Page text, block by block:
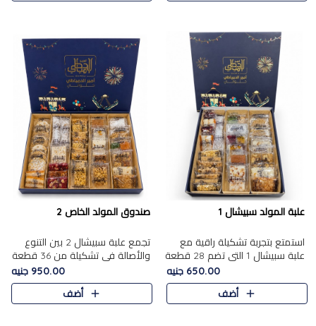
علبة المولد سبيشال 1
استمتع بتجربة تشكيلة راقية مع
علبة سبيشال 1 التي تضم 28 قطعة
من تشكيلة مختارة بعناية من أفخر
حلويات المولد المصرية الأصلية
الشرقية. تحتوي ال..
650.00 جنيه
أضف
صندوق المولد الخاص 2
تجمع علبة سبيشال 2 بين التنوع
والأصالة في تشكيلة من 36 قطعة
تضم أشهر حلويات المولد الشرقية.
تحتوي العلبة على الجزرية بالفول،
والجزرية بالبن..
950.00 جنيه
أضف